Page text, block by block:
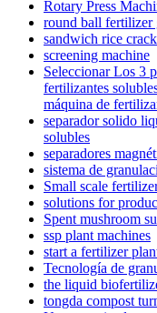
Rotary Press
round ball fertilizer
sandwich rice
screening machine
Seleccionar Los 3
fertilizantes
máquina de
separador solido
solubles
separadores
sistema de
Small scale
solutions for
Spent mushroom
ssp plant machines
start a fertilizer
Tecnología de
the liquid
tongda compost